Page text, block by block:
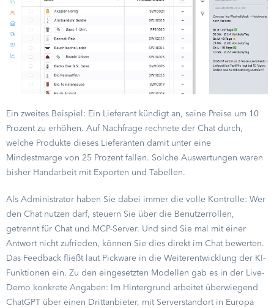
Ein zweites Beispiel: Ein Lieferant kündigt an, seine Preise um 10
Prozent zu erhöhen. Auf Nachfrage rechnete der Chat durch,
welche Produkte dieses Lieferanten damit unter eine
Mindestmarge von 25 Prozent fallen. Solche Auswertungen waren
bisher Handarbeit mit Exporten und Tabellen.
Als Administrator haben Sie dabei immer die volle Kontrolle: Wer
den Chat nutzen darf, steuern Sie über die Benutzerrollen,
getrennt für Chat und MCP-Server. Und sind Sie mal mit einer
Antwort nicht zufrieden, können Sie dies direkt im Chat bewerten.
Das Feedback fließt laut Pickware in die Weiterentwicklung der KI-
Funktionen ein. Zu den eingesetzten Modellen gab es in der Live-
Demo konkrete Angaben: Im Hintergrund arbeitet überwiegend
ChatGPT über einen Drittanbieter, mit Serverstandort in Europa